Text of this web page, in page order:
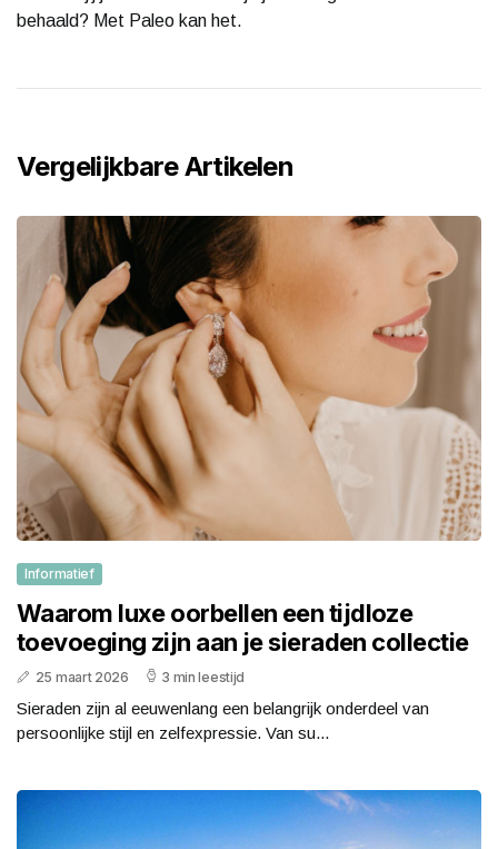
behaald? Met Paleo kan het.
Vergelijkbare Artikelen
Informatief
Waarom luxe oorbellen een tijdloze
toevoeging zijn aan je sieraden collectie
25 maart 2026 3 min leestijd
Sieraden zijn al eeuwenlang een belangrijk onderdeel van
persoonlijke stijl en zelfexpressie. Van su...